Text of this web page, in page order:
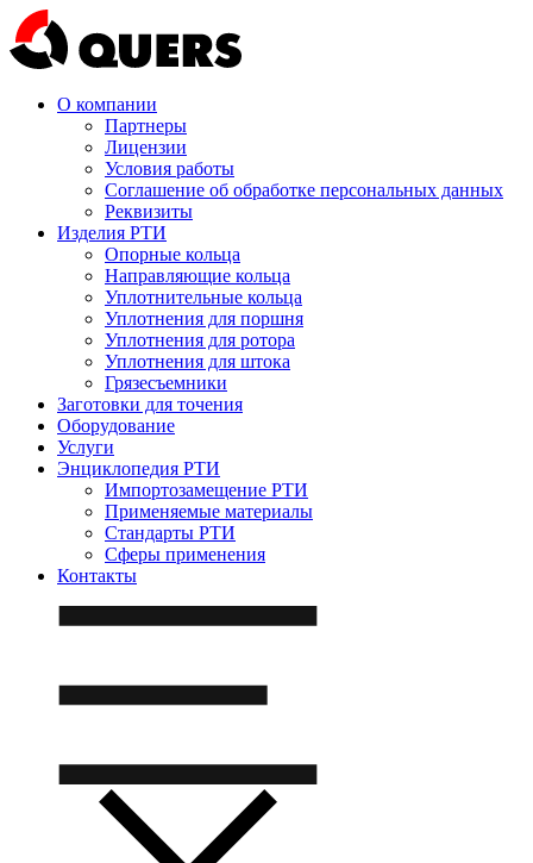
О компании
Партнеры
Лицензии
Условия работы
Соглашение об обработке персональных данных
Реквизиты
Изделия РТИ
Опорные кольца
Направляющие кольца
Уплотнительные кольца
Уплотнения для поршня
Уплотнения для ротора
Уплотнения для штока
Грязесъемники
Заготовки для точения
Оборудование
Услуги
Энциклопедия РТИ
Импортозамещение РТИ
Применяемые материалы
Стандарты РТИ
Сферы применения
Контакты